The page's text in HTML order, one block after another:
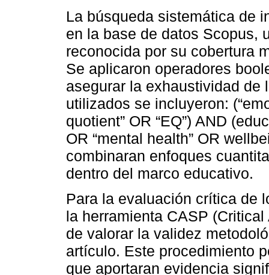
La búsqueda sistemática de
en la base de datos Scopus,
reconocida por su cobertura
Se aplicaron operadores
asegurar la exhaustividad de
utilizados se incluyeron:
quotient” OR “EQ”) AND
OR “mental health” OR
combinaran enfoques
dentro del marco educativo.
Para la evaluación crítica de
la herramienta CASP
de valorar la validez
artículo. Este procedimiento
que aportaran evidencia